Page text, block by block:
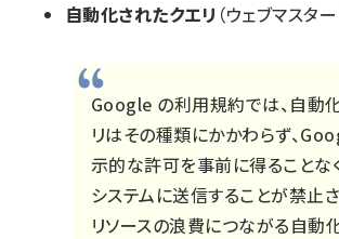
自動化されたクエリ （ウェブマスタ
Google の利用規約では、自動
リはその種類にかかわらず、
示的な許可を事前に得ること
システムに送信することが禁止
リソースの浪費につながる自動